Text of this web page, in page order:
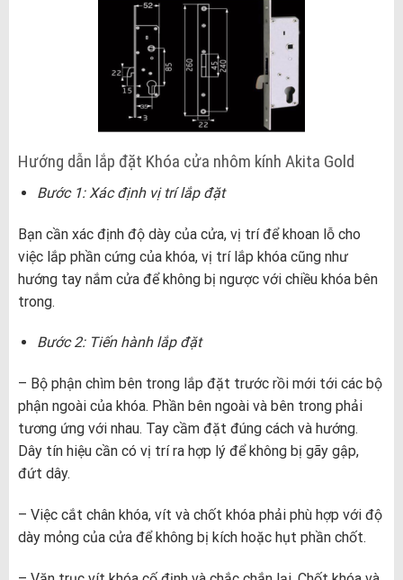
Hướng dẫn lắp đặt Khóa cửa nhôm kính Akita Gold
Bước 1: Xác định vị trí lắp đặt
Bạn cần xác định độ dày của cửa, vị trí để khoan lỗ cho
việc lắp phần cứng của khóa, vị trí lắp khóa cũng như
hướng tay nắm cửa để không bị ngược với chiều khóa bên
trong.
Bước 2: Tiến hành lắp đặt
– Bộ phận chìm bên trong lắp đặt trước rồi mới tới các bộ
phận ngoài của khóa. Phần bên ngoài và bên trong phải
tương ứng với nhau. Tay cầm đặt đúng cách và hướng.
Dây tín hiệu cần có vị trí ra hợp lý để không bị gãy gập,
đứt dây.
– Việc cắt chân khóa, vít và chốt khóa phải phù hợp với độ
dày mỏng của cửa để không bị kích hoặc hụt phần chốt.